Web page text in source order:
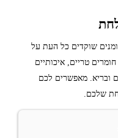
שוקדים כל העת על
טריים, איכותיים
ובריא. מאפשרים לכם
שלכם.